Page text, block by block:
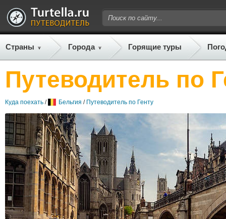
Страны Города Горящие туры
Путеводитель по
Куда поехать / Бельгия / Путеводитель по Генту